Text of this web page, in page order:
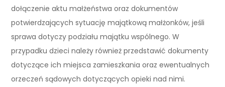
dołączenie aktu małżeństwa oraz dokumentów
potwierdzających sytuację majątkową małżonków, jeśli
sprawa dotyczy podziału majątku wspólnego. W
przypadku dzieci należy również przedstawić dokumenty
dotyczące ich miejsca zamieszkania oraz ewentualnych
orzeczeń sądowych dotyczących opieki nad nimi.